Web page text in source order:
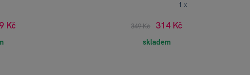
Kč
1 x
349 Kč 314 Kč
skladem